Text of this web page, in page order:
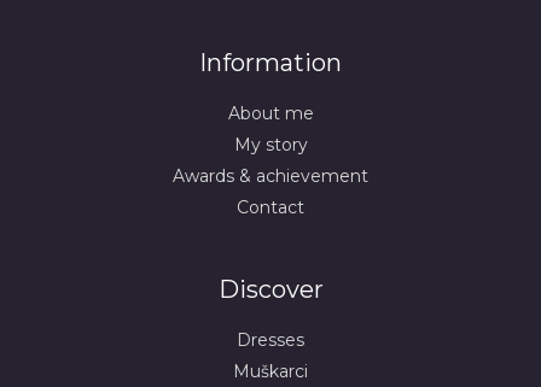
Information
About me
My story
Awards & achievement
Contact
Discover
Dresses
Muškarci